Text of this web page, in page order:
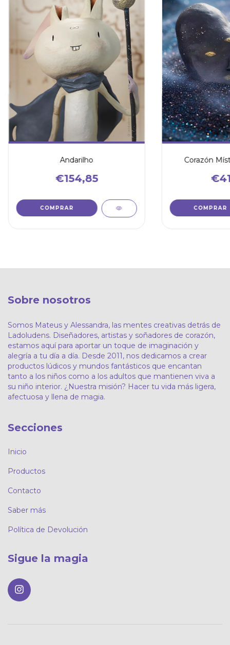
Andarilho
€154,85
Corazón
Sobre nosotros
Somos Mateus y Alessandra, las mentes creativas detrás de
Ladoludens. Diseñadores, artistas y soñadores de corazón,
estamos aquí para aportar un toque de imaginación y
alegría a tu día a día. Desde 2011, nos dedicamos a crear
productos lúdicos y mundos fantásticos que encantan
tanto a los niños como a los adultos que mantienen viva a
su niño interior. ¿Nuestra misión? Hacer tu vida más ligera,
afectuosa y llena de magia.
Secciones
Inicio
Productos
Contacto
Saber más
Política de Devolución
Sigue la magia